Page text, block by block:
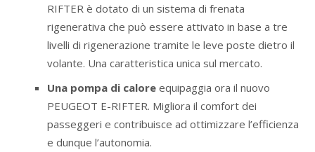
RIFTER è dotato di un sistema di frenata
rigenerativa che può essere attivato in base a tre
livelli di rigenerazione tramite le leve poste dietro il
volante. Una caratteristica unica sul mercato.
Una pompa di caloreequipaggia ora il nuovo
PEUGEOT E-RIFTER. Migliora il comfort dei
passeggeri e contribuisce ad ottimizzare l’efficienza
e dunque l’autonomia.